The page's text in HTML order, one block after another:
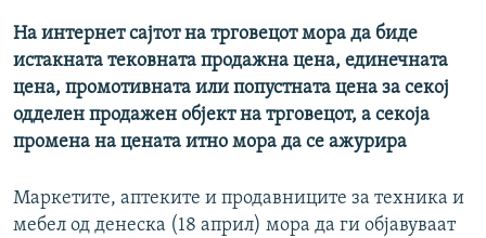
На интернет сајтот на трговецот мора да биде
истакната тековната продажна цена, единечната
цена, промотивната или попустната цена за секој
одделен продажен објект на трговецот, а секоја
промена на цената итно мора да се ажурира
Маркетите, аптеките и продавниците за техника и
мебел од денеска (18 април) мора да ги објавуваат